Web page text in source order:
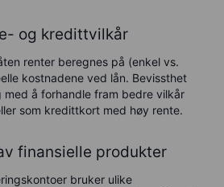
og kredittvilkår
renter beregnes på (enkel vs.
kostnadene ved lån. Bevissthet
å forhandle fram bedre vilkår
som kredittkort med høy rente.
finansielle produkter
bruker ulike